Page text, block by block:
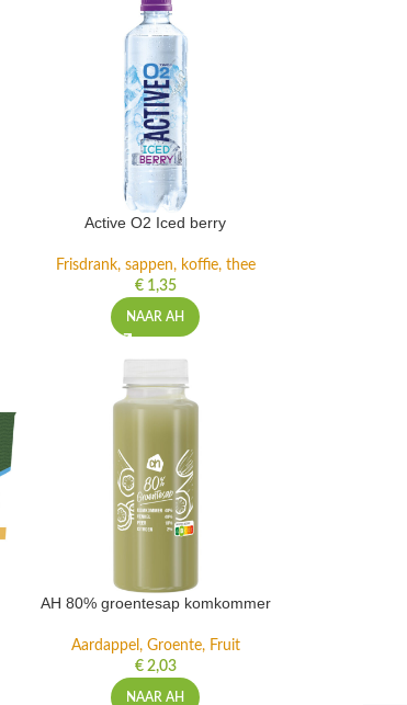
Active O2 Iced berry
Frisdrank, sappen, koffie, thee
€1,35
NAAR AH
AH 80% groentesap komkommer
Aardappel, Groente, Fruit
€2,03
NAAR AH